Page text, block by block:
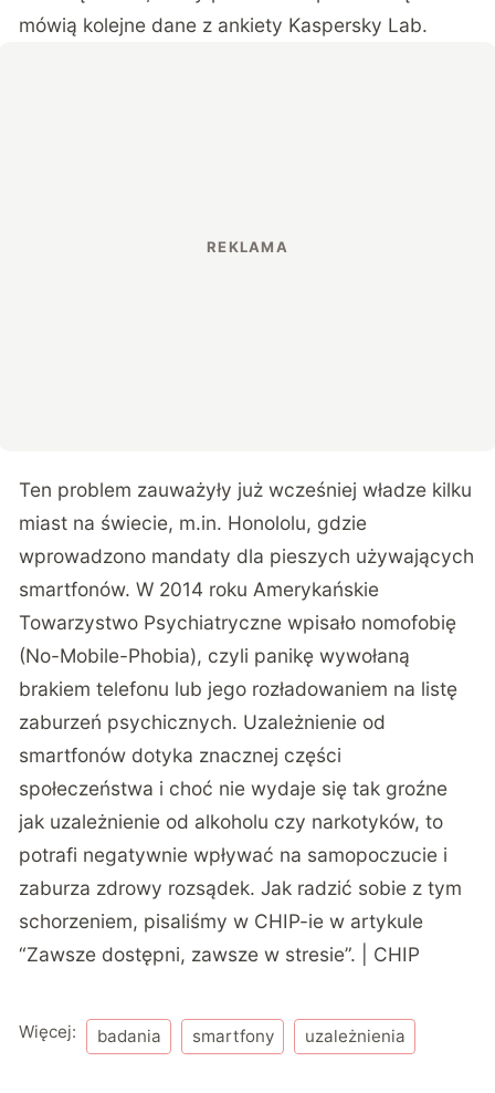
mówią kolejne dane z ankiety Kaspersky Lab.
Ten problem zauważyły już wcześniej władze kilku
miast na świecie, m.in. Honololu, gdzie
wprowadzono mandaty dla pieszych używających
smartfonów. W 2014 roku Amerykańskie
Towarzystwo Psychiatryczne wpisało nomofobię
(No-Mobile-Phobia), czyli panikę wywołaną
brakiem telefonu lub jego rozładowaniem na listę
zaburzeń psychicznych. Uzależnienie od
smartfonów dotyka znacznej części
społeczeństwa i choć nie wydaje się tak groźne
jak uzależnienie od alkoholu czy narkotyków, to
potrafi negatywnie wpływać na samopoczucie i
zaburza zdrowy rozsądek. Jak radzić sobie z tym
schorzeniem, pisaliśmy w CHIP-ie w artykule
“Zawsze dostępni, zawsze w stresie”. | CHIP
Więcej: badania smartfony uzależnienia